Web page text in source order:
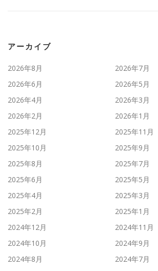
アーカイブ
2026年8月
2026年7月
2026年6月
2026年5月
2026年4月
2026年3月
2026年2月
2026年1月
2025年12月
2025年11月
2025年10月
2025年9月
2025年8月
2025年7月
2025年6月
2025年5月
2025年4月
2025年3月
2025年2月
2025年1月
2024年12月
2024年11月
2024年10月
2024年9月
2024年8月
2024年7月